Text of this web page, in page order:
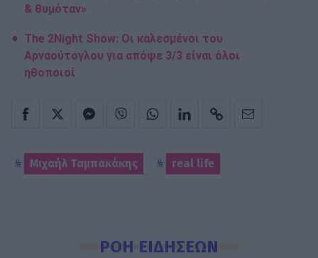
& θυμόταν»
The 2Night Show: Οι καλεσμένοι του
Αρναούτογλου για απόψε 3/3 είναι όλοι
ηθοποιοί
Μιχαήλ Ταμπακάκης real life
ΡΟΗ ΕΙΔΗΣΕΩΝ